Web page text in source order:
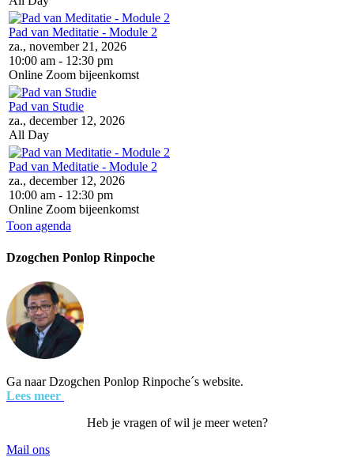
Pad van Meditatie - Module 2
za., november 21, 2026
10:00 am - 12:30 pm
Online Zoom bijeenkomst
Pad van Studie
za., december 12, 2026
All Day
Pad van Meditatie - Module 2
za., december 12, 2026
10:00 am - 12:30 pm
Online Zoom bijeenkomst
Toon agenda
Dzogchen Ponlop Rinpoche
Ga naar Dzogchen Ponlop Rinpoche´s website.
Lees meer
Heb je vragen of wil je meer weten?
Mail ons